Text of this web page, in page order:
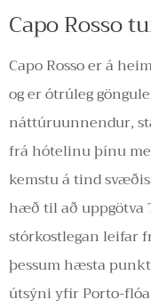
Capo Rosso
Capo Rosso er á
og er ótrúleg
náttúruunnendur,
frá hótelinu þínu
kemstu á tind
hæð til að
stórkostlegan leifar
þessum hæsta
útsýni yfir Porto-